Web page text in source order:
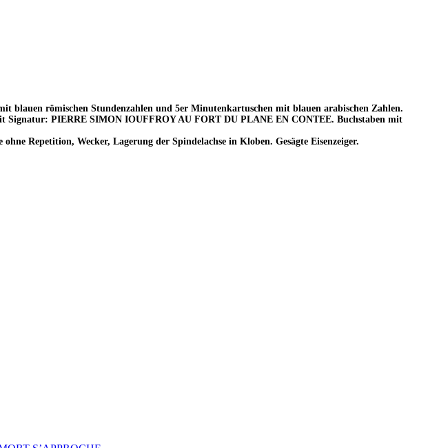
blauen römischen Stundenzahlen und 5er Minutenkartuschen mit blauen arabischen Zahlen.
Signatur: PIERRE SIMON IOUFFROY AU FORT DU PLANE EN CONTEE. Buchstaben mit
Repetition, Wecker, Lagerung der Spindelachse in Kloben. Gesägte Eisenzeiger.